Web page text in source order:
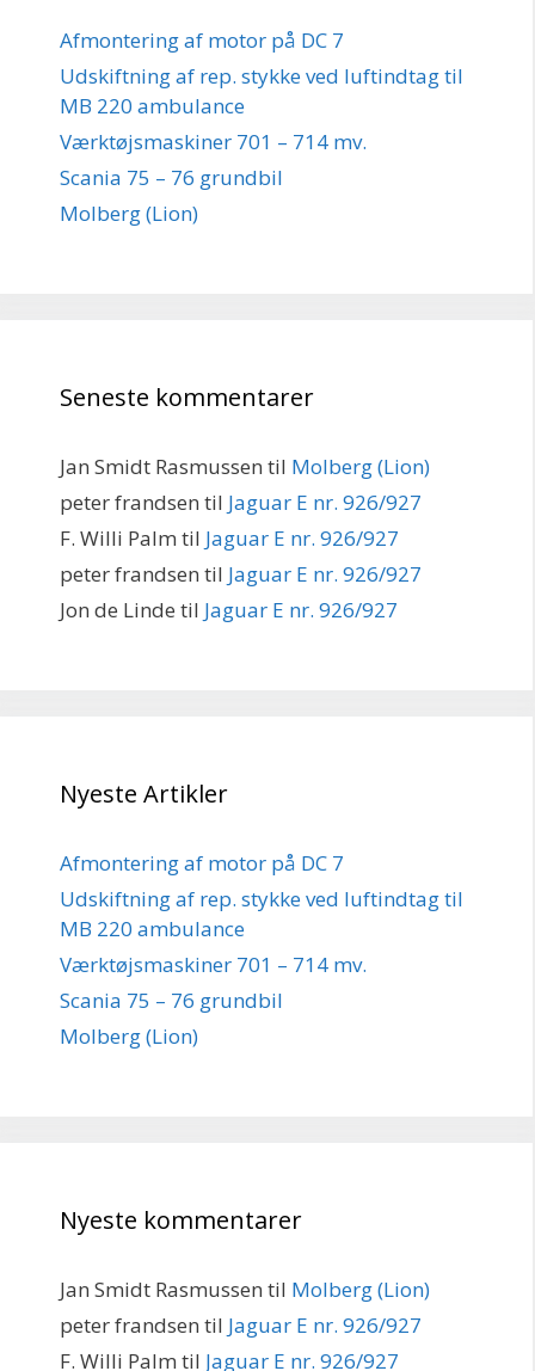
Afmontering af motor på DC 7
Udskiftning af rep. stykke ved luftindtag til
MB 220 ambulance
Værktøjsmaskiner 701 – 714 mv.
Scania 75 – 76 grundbil
Molberg (Lion)
Seneste kommentarer
Jan Smidt Rasmussen til Molberg (Lion)
peter frandsen til Jaguar E nr. 926/927
F. Willi Palm til Jaguar E nr. 926/927
peter frandsen til Jaguar E nr. 926/927
Jon de Linde til Jaguar E nr. 926/927
Nyeste Artikler
Afmontering af motor på DC 7
Udskiftning af rep. stykke ved luftindtag til
MB 220 ambulance
Værktøjsmaskiner 701 – 714 mv.
Scania 75 – 76 grundbil
Molberg (Lion)
Nyeste kommentarer
Jan Smidt Rasmussen til Molberg (Lion)
peter frandsen til Jaguar E nr. 926/927
F. Willi Palm til Jaguar E nr. 926/927